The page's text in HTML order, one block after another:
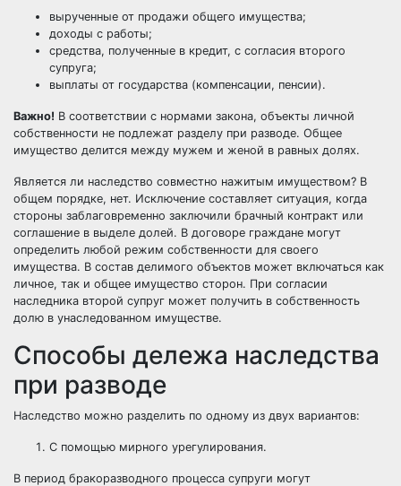
вырученные от продажи общего имущества;
доходы с работы;
средства, полученные в кредит, с согласия второго
супруга;
выплаты от государства (компенсации, пенсии).
Важно! В соответствии с нормами закона, объекты личной
собственности не подлежат разделу при разводе. Общее
имущество делится между мужем и женой в равных долях.
Является ли наследство совместно нажитым имуществом? В
общем порядке, нет. Исключение составляет ситуация, когда
стороны заблаговременно заключили брачный контракт или
соглашение в выделе долей. В договоре граждане могут
определить любой режим собственности для своего
имущества. В состав делимого объектов может включаться как
личное, так и общее имущество сторон. При согласии
наследника второй супруг может получить в собственность
долю в унаследованном имуществе.
Способы дележа наследства
при разводе
Наследство можно разделить по одному из двух вариантов:
С помощью мирного урегулирования.
В период бракоразводного процесса супруги могут